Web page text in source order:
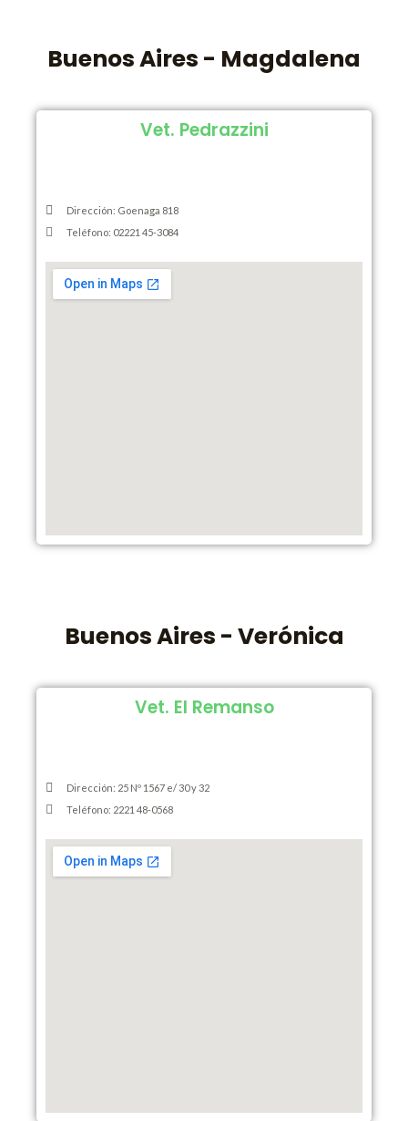
Buenos Aires - Magdalena
Vet. Pedrazzini
Dirección: Goenaga 818
Teléfono: 02221 45-3084
Buenos Aires - Verónica
Vet. El Remanso
Dirección: 25 Nº 1567 e/ 30 y 32
Teléfono: 2221 48-0568